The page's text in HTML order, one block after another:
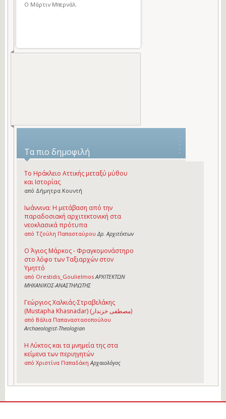
Ο Μάρτιν Μπερνάλ.
Τα πιο δημοφιλή
Το Ηράκλειο Αττικής μεταξύ μύθου
και Ιστορίας
από Δήμητρα Κουντή
Ιωάννινα: Η μετάβαση από την
παραδοσιακή αρχιτεκτονική στα
νεοκλασικά πρότυπα
από Τζούλη Παπασταύρου Δρ. Αρχιτέκτων
Ο Άγιος Μάρκος - Φραγκομονάστηρο
στο λόφο των Ταξιαρχών στον
Υμηττό
από Orestidis_Goulielmos ΑΡΧΙΤΕΚΤΩΝ
ΜΗΧΑΝΙΚΟΣ-ΑΝΑΣΤΗΛΩΤΗΣ
Γεώργιος Χαλκιάς-Στραβελάκης
(Mustapha Khasnadar) (مصطفى خزندار)
από Βάλια Παπαναστασοπούλου
Archaeologist-Theologian
Η Λύκτος και τα μνημεία της στα
κείμενα των περιηγητών
από Χριστίνα Παπαδάκη Αρχαιολόγος